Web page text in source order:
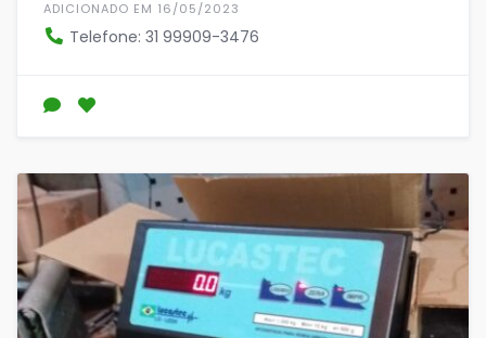
ADICIONADO EM 16/05/2023
Telefone: 31 99909-3476